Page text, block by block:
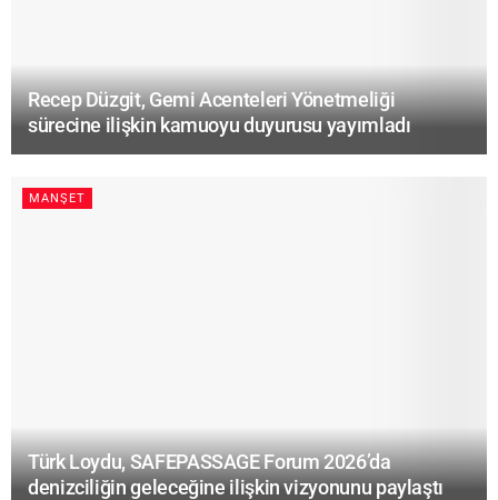
Recep Düzgit, Gemi Acenteleri Yönetmeliği
sürecine ilişkin kamuoyu duyurusu yayımladı
MANŞET
Türk Loydu, SAFEPASSAGE Forum 2026’da
denizciliğin geleceğine ilişkin vizyonunu paylaştı